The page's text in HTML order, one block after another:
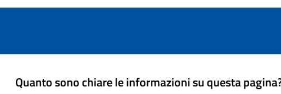
Quanto sono chiare le informazioni su questa